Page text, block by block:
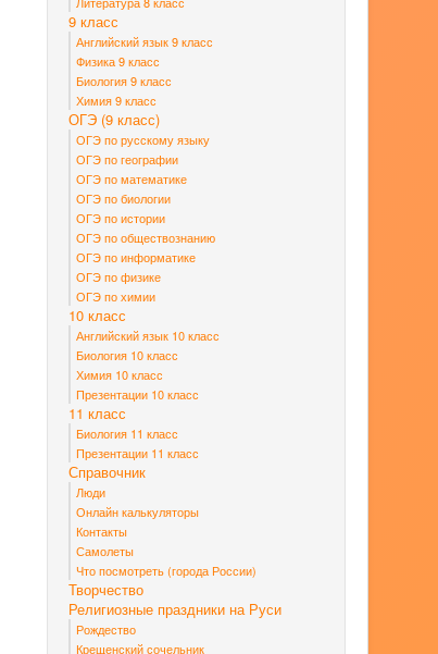
9 класс
Английский язык 9 класс
Физика 9 класс
Биология 9 класс
Химия 9 класс
ОГЭ (9 класс)
ОГЭ по русскому языку
ОГЭ по географии
ОГЭ по математике
ОГЭ по биологии
ОГЭ по истории
ОГЭ по обществознанию
ОГЭ по информатике
ОГЭ по физике
ОГЭ по химии
10 класс
Английский язык 10 класс
Биология 10 класс
Химия 10 класс
Презентации 10 класс
11 класс
Биология 11 класс
Презентации 11 класс
Справочник
Люди
Онлайн калькуляторы
Контакты
Самолеты
Что посмотреть (города России)
Творчество
Религиозные праздники на Руси
Рождество
Крещенский сочельник